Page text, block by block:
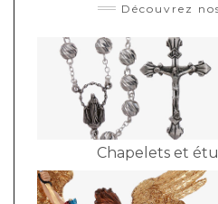
Découvrez
Chapelets et